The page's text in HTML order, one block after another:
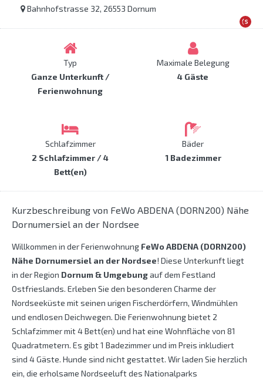
Bahnhofstrasse 32, 26553 Dornum
Typ
Ganze Unterkunft /
Ferienwohnung
Maximale Belegung
4 Gäste
Schlafzimmer
2 Schlafzimmer / 4
Bett(en)
Bäder
1 Badezimmer
Kurzbeschreibung von FeWo ABDENA (DORN200) Nähe
Dornumersiel an der Nordsee
Willkommen in der Ferienwohnung FeWo ABDENA (DORN200)
Nähe Dornumersiel an der Nordsee! Diese Unterkunft liegt
in der Region Dornum & Umgebungauf dem Festland
Ostfrieslands. Erleben Sie den besonderen Charme der
Nordseeküste mit seinen urigen Fischerdörfern, Windmühlen
und endlosen Deichwegen. Die Ferienwohnung bietet 2
Schlafzimmer mit 4 Bett(en) und hat eine Wohnfläche von 81
Quadratmetern. Es gibt 1 Badezimmer und im Preis inkludiert
sind 4 Gäste. Hunde sind nicht gestattet. Wir laden Sie herzlich
ein, die erholsame Nordseeluft des Nationalparks